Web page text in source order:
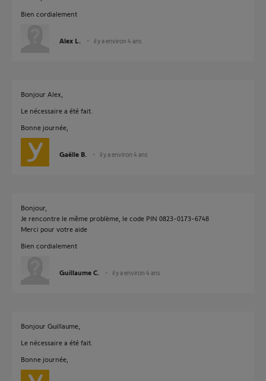
Bien cordialement
Alex L. il y a environ 4 ans
Bonjour Alex,
Le nécessaire a été fait.
Bonne journée,
Gaëlle B. il y a environ 4 ans
Bonjour,
Je rencontre le même problème, le code PIN 0823-0173-6748
Merci pour votre aide
Bien cordialement
Guillaume C. il y a environ 4 ans
Bonjour Guillaume,
Le nécessaire a été fait.
Bonne journée,